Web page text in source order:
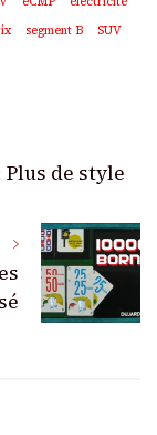
segment B
SUV
Plus de style